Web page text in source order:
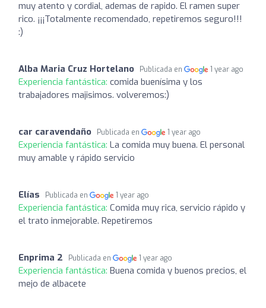
muy atento y cordial, ademas de rapido. El ramen super
rico. ¡¡¡Totalmente recomendado, repetiremos seguro!!!
:)
Alba Maria Cruz Hortelano Publicada en 1 year ago
Experiencia fantástica: comida buenísima y los
trabajadores majisimos. volveremos:)
car caravendaño Publicada en 1 year ago
Experiencia fantástica: La comida muy buena. El personal
muy amable y rápido servicio
Elías Publicada en 1 year ago
Experiencia fantástica: Comida muy rica, servicio rápido y
el trato inmejorable. Repetiremos
Enprima 2 Publicada en 1 year ago
Experiencia fantástica: Buena comida y buenos precios, el
mejo de albacete